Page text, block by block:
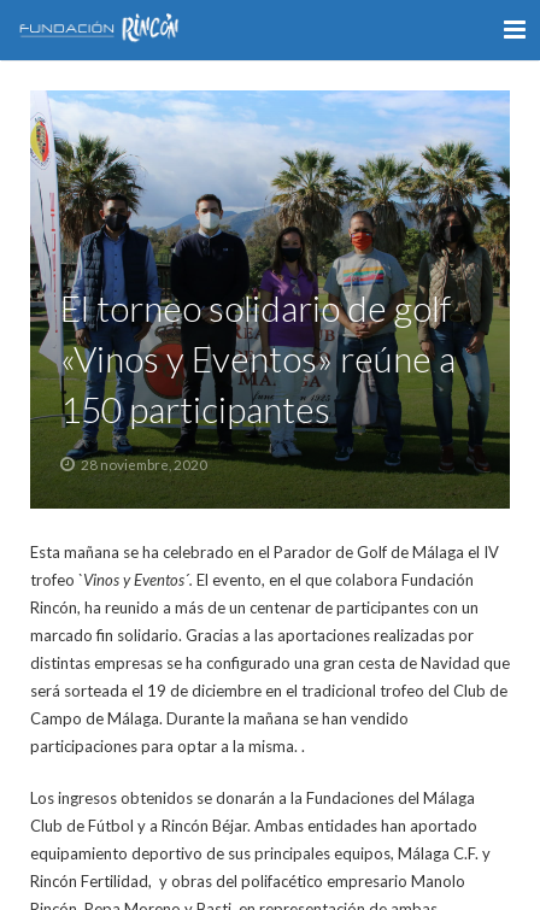
INICIO
LA FUNDACIÓN
APOYO AL DEPORTE
GALERÍA
VÍDEOS
COLABORA
CONTACTO
El torneo solidario de golf
«Vinos y Eventos» reúne a
150 participantes
28 noviembre, 2020
Esta mañana se ha celebrado en el Parador de Golf de Málaga el IV
trofeo `Vinos y Eventos´. El evento, en el que colabora Fundación
Rincón, ha reunido a más de un centenar de participantes con un
marcado fin solidario. Gracias a las aportaciones realizadas por
distintas empresas se ha configurado una gran cesta de Navidad que
será sorteada el 19 de diciembre en el tradicional trofeo del Club de
Campo de Málaga. Durante la mañana se han vendido
participaciones para optar a la misma. .
Los ingresos obtenidos se donarán a la Fundaciones del Málaga
Club de Fútbol y a Rincón Béjar. Ambas entidades han aportado
equipamiento deportivo de sus principales equipos, Málaga C.F. y
Rincón Fertilidad, y obras del polifacético empresario Manolo